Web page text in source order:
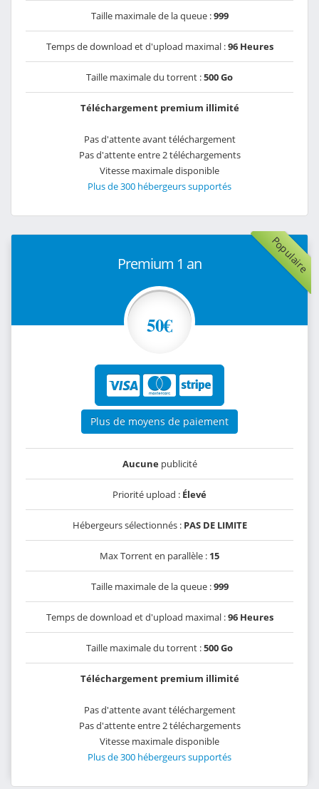
Taille maximale de la queue :999
Temps de download et d'upload maximal :96 Heures
Taille maximale du torrent :500 Go
Téléchargement premium illimité
Pas d'attente avant téléchargement
Pas d'attente entre 2 téléchargements
Vitesse maximale disponible
Plus de 300 hébergeurs supportés
Populaire
Premium 1 an
50€
Plus de moyens de paiement
Aucunepublicité
Priorité upload : Élevé
Hébergeurs sélectionnés : PAS DE LIMITE
Max Torrent en parallèle : 15
Taille maximale de la queue :999
Temps de download et d'upload maximal :96 Heures
Taille maximale du torrent :500 Go
Téléchargement premium illimité
Pas d'attente avant téléchargement
Pas d'attente entre 2 téléchargements
Vitesse maximale disponible
Plus de 300 hébergeurs supportés